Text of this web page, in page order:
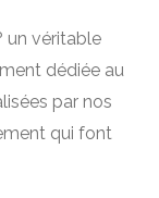
un véritable
dédiée au
par nos
qui font